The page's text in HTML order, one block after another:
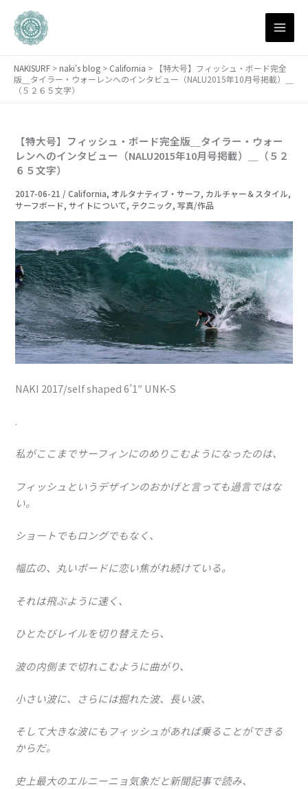
NAKISURF > naki's blog > California >
【特大号】フィッシュ・ボード完全
版＿タイラー・ウォーレンへのインタビュー（NALU2015年10月号掲載）＿
（５２６５文字）
【特大号】フィッシュ・ボード完全版＿タイラー・ウォー
レンへのインタビュー（NALU2015年10月号掲載）＿（５２
６５文字）
2017-06-21 /California, オルタナティブ・サーフ, カルチャー＆スタイル,
サーフボード,サイトについて, テクニック,写真/作品
NAKI 2017/self shaped 6’1″ UNK-S
.
私がここまでサーフィンにのめりこむようになったのは、
フィッシュというデザインのおかげと言っても過言ではな
い。
ショートでもロングでもなく、
幅広の、丸いボードに恋い焦がれ続けている。
それは飛ぶように速く、
ひとたびレイルを切り替えたら、
波の内側まで切れこむように曲がり、
小さい波に、さらには掘れた波、長い波、
そして大きな波にもフィッシュがあれば乗ることができる
からだ。
史上最大のエルニーニョ気象だと新聞記事で読み、
別
ア
ー
イ
ブ